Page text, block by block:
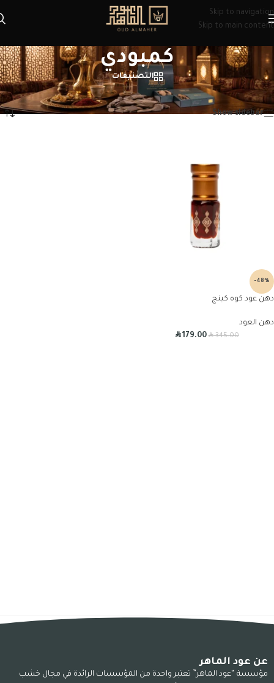
Skip to navigation
Skip to main content
كمبودي
التصنيفات
الرئيسية/منتجات تحت الوسم “كمبودي” عرض النتيجة الوحيدة
Show sidebar
-48%
دهن عود كوه كينج
دهن العود
R345.00
R179.00
عن عود الماهر
مؤسسة “عود الماهر” تعتبر واحدة من المؤسسات الرائدة في مجال خشب